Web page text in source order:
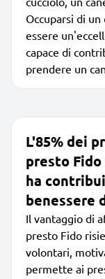
Occuparsi di
essere
capace di
prendere un
L'85% dei
presto
ha
benessere
Il vantaggio di
presto Fido
volontari,
permette ai